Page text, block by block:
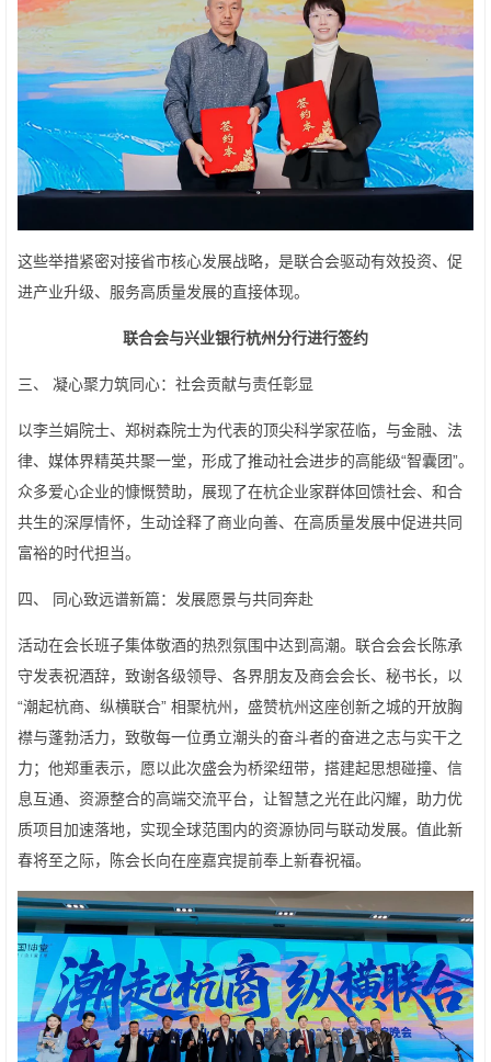
这些举措紧密对接省市核心发展战略，是联合会驱动有效投资、促
进产业升级、服务高质量发展的直接体现。
联合会与兴业银行杭州分行进行签约
三、 凝心聚力筑同心：社会贡献与责任彰显
以李兰娟院士、郑树森院士为代表的顶尖科学家莅临，与金融、法
律、媒体界精英共聚一堂，形成了推动社会进步的高能级“智囊团”。
众多爱心企业的慷慨赞助，展现了在杭企业家群体回馈社会、和合
共生的深厚情怀，生动诠释了商业向善、在高质量发展中促进共同
富裕的时代担当。
四、 同心致远谱新篇：发展愿景与共同奔赴
活动在会长班子集体敬酒的热烈氛围中达到高潮。联合会会长陈承
守发表祝酒辞，致谢各级领导、各界朋友及商会会长、秘书长，以
“潮起杭商、纵横联合” 相聚杭州，盛赞杭州这座创新之城的开放胸
襟与蓬勃活力，致敬每一位勇立潮头的奋斗者的奋进之志与实干之
力；他郑重表示，愿以此次盛会为桥梁纽带，搭建起思想碰撞、信
息互通、资源整合的高端交流平台，让智慧之光在此闪耀，助力优
质项目加速落地，实现全球范围内的资源协同与联动发展。值此新
春将至之际，陈会长向在座嘉宾提前奉上新春祝福。